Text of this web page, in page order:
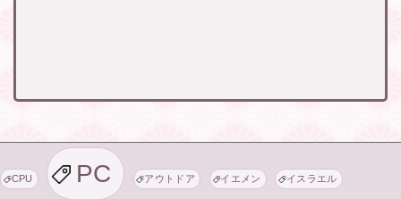
CPU PC アウトドア イエメン イスラエル